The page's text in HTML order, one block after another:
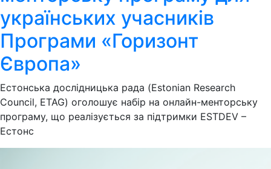
українських учасників
Програми «Горизонт
Європа»
Естонська дослідницька рада (Estonian Research
Council, ETAG) оголошує набір на онлайн-менторську
програму, що реалізується за підтримки ESTDEV –
Естонс